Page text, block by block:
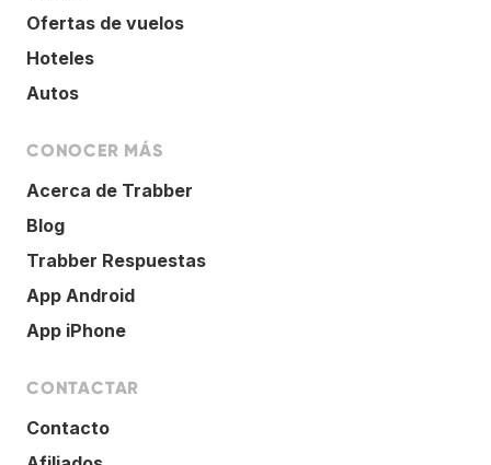
Ofertas de vuelos
Hoteles
Autos
CONOCER MÁS
Acerca de Trabber
Blog
Trabber Respuestas
App Android
App iPhone
CONTACTAR
Contacto